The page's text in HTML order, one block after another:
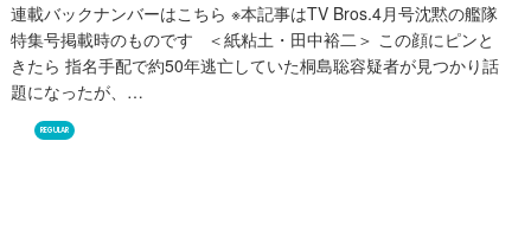
連載バックナンバーはこちら ※本記事はTV Bros.4月号沈黙の艦隊
特集号掲載時のものです ＜紙粘土・田中裕二＞ この顔にピンと
きたら 指名手配で約50年逃亡していた桐島聡容疑者が見つかり話
題になったが、…
REGULAR